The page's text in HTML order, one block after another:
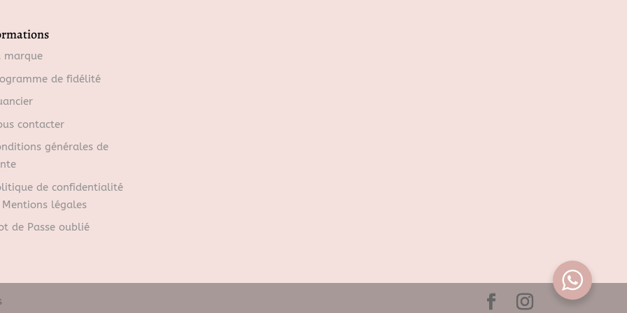
marque
de fidélité
contacter
générales de
de confidentialité
légales
de Passe oublié